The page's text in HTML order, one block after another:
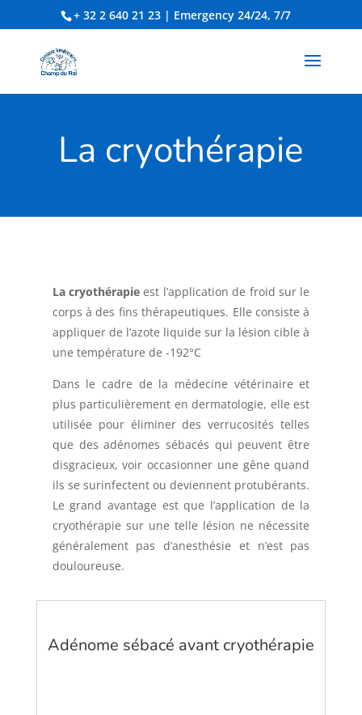
+ 32 2 640 21 23| Emergency 24/24, 7/7
La cryothérapie
La cryothérapieest l’application de froid sur le
corps à des fins thérapeutiques. Elle consiste à
appliquer de l’azote liquide sur la lésion cible à
une température de -192°C
Dans le cadre de la médecine vétérinaire et
plus particulièrement en dermatologie, elle est
utilisée pour éliminer des verrucosités telles
que des adénomes sébacés qui peuvent être
disgracieux, voir occasionner une gêne quand
ils se surinfectent ou deviennent protubérants.
Le grand avantage est que l’application de la
cryothérapie sur une telle lésion ne nécessite
généralement pas d’anesthésie et n’est pas
douloureuse.
Adénome sébacé avant cryothérapie